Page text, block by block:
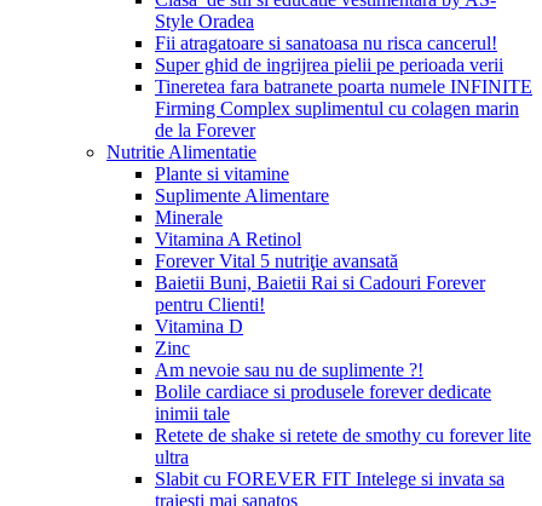
Style Oradea
Fii atragatoare si sanatoasa nu risca cancerul!
Super ghid de ingrijrea pielii pe perioada verii
Tineretea fara batranete poarta numele INFINITE
Firming Complex suplimentul cu colagen marin
de la Forever
Nutritie Alimentatie
Plante si vitamine
Suplimente Alimentare
Minerale
Vitamina A Retinol
Forever Vital 5 nutriţie avansată
Baietii Buni, Baietii Rai si Cadouri Forever
pentru Clienti!
Vitamina D
Zinc
Am nevoie sau nu de suplimente ?!
Bolile cardiace si produsele forever dedicate
inimii tale
Retete de shake si retete de smothy cu forever lite
ultra
Slabit cu FOREVER FIT Intelege si invata sa
traiesti mai sanatos